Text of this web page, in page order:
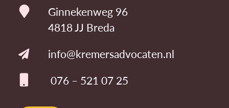
Ginnekenweg 96
4818 JJ Breda
info@kremersadvocaten.nl
076 – 521 07 25